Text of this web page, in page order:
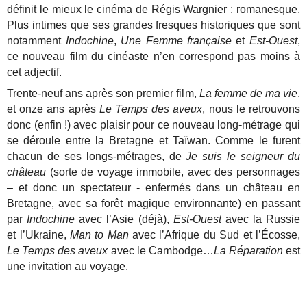
définit le mieux le cinéma de Régis Wargnier : romanesque.
Plus intimes que ses grandes fresques historiques que sont
notamment Indochine, Une Femme françaiseet Est-Ouest,
ce nouveau film du cinéaste n’en correspond pas moins à
cet adjectif.
Trente-neuf ans après son premier film, La femme de ma vie,
et onze ans après Le Temps des aveux, nous le retrouvons
donc (enfin !) avec plaisir pour ce nouveau long-métrage qui
se déroule entre la Bretagne et Taïwan. Comme le furent
chacun de ses longs-métrages, deJe suis le seigneur du
château (sorte de voyage immobile, avec des personnages
– et donc un spectateur - enfermés dans un château en
Bretagne, avec sa forêt magique environnante) en passant
par Indochine avec l’Asie (déjà), Est-Ouest avec la Russie
et l’Ukraine, Man to Manavec l’Afrique du Sud et l’Écosse,
Le Temps des aveuxavec le Cambodge…La Réparationest
une invitation au voyage.